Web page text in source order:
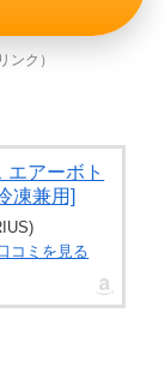
ク）
エアーボト
凍兼用]
コミを見る